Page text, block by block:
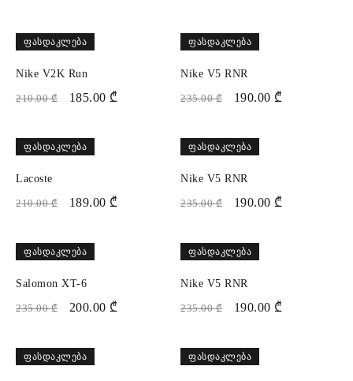
ᲤᲐᲡᲓᲐᲙᲚᲔᲑᲐ
Nike V2K Run
210.00₾ 185.00 ₾
ᲤᲐᲡᲓᲐᲙᲚᲔᲑᲐ
Nike V5 RNR
235.00₾ 190.00 ₾
ᲤᲐᲡᲓᲐᲙᲚᲔᲑᲐ
Lacoste
210.00₾ 189.00 ₾
ᲤᲐᲡᲓᲐᲙᲚᲔᲑᲐ
Nike V5 RNR
235.00₾ 190.00 ₾
ᲤᲐᲡᲓᲐᲙᲚᲔᲑᲐ
Salomon XT-6
235.00₾ 200.00 ₾
ᲤᲐᲡᲓᲐᲙᲚᲔᲑᲐ
Nike V5 RNR
235.00₾ 190.00 ₾
ᲤᲐᲡᲓᲐᲙᲚᲔᲑᲐ ᲤᲐᲡᲓᲐᲙᲚᲔᲑᲐ